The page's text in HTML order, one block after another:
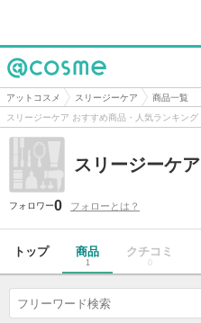
@cosme
アットコスメ スリージーケア
商品一覧
スリージーケア おすすめ商品・人気ランキング
スリージーケア
フォロワー0 フォローとは？
トップ 商品
1
クチコミ
0